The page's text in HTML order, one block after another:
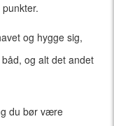
og hygge sig,
og alt det andet
du bør være